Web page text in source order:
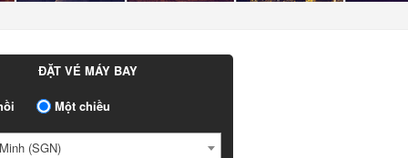
ĐẶT VÉ MÁY BAY
Một chiều
(SGN)